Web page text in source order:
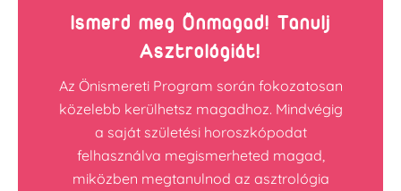
Ismerd meg Önmagad! Tanulj
Asztrológiát!
Az Önismereti Program során fokozatosan
közelebb kerülhetsz magadhoz. Mindvégig
a saját születési horoszkópodat
felhasználva megismerheted magad,
miközben megtanulnod az asztrológia